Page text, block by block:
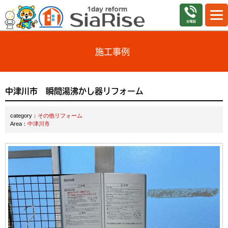
施工事例
中津川市 瞬間湯沸かし器リフォーム
category： その他リフォーム
Area： 中津川市